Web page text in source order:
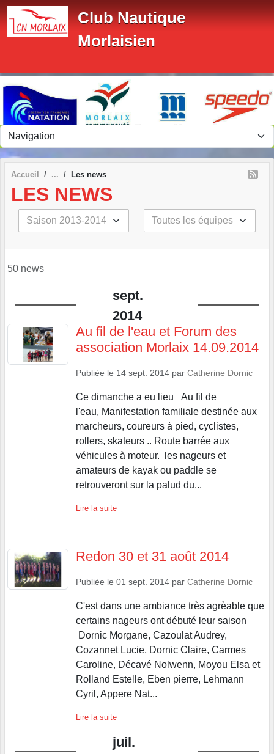
Club Nautique
Morlaisien
Accueil Les news
LES NEWS
50 news
sept.
2014
Au fil de l'eau et Forum des
association Morlaix 14.09.2014
Publiée le 14 sept. 2014 par Catherine Dornic
Ce dimanche a eu lieu Au fil de
l'eau, Manifestation familiale destinée aux
marcheurs, coureurs à pied, cyclistes,
rollers, skateurs .. Route barrée aux
véhicules à moteur. les nageurs et
amateurs de kayak ou paddle se
retrouveront sur la palud du...
Lire la suite
Redon 30 et 31 août 2014
Publiée le 01 sept. 2014 par Catherine Dornic
C'est dans une ambiance très agrèable que
certains nageurs ont débuté leur saison
Dornic Morgane, Cazoulat Audrey,
Cozannet Lucie, Dornic Claire, Carmes
Caroline, Décavé Nolwenn, Moyou Elsa et
Rolland Estelle, Eben pierre, Lehmann
Cyril, Appere Nat...
Lire la suite
juil.
Panneau de gestion des cookies